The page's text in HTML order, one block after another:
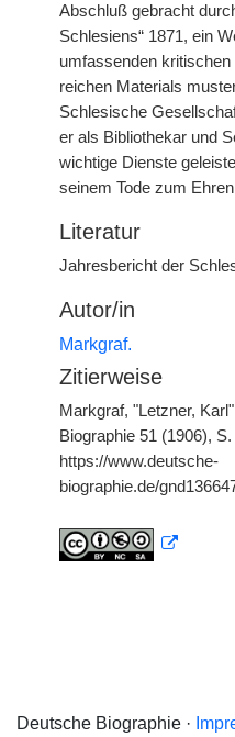
Abschluß gebracht
Schlesiens“ 1871, ein
umfassenden
reichen Materials
Schlesische
er als Bibliothekar und
wichtige Dienste
seinem Tode zum
Literatur
Jahresbericht der
Autor/in
Markgraf.
Zitierweise
Markgraf, "Letzner,
Biographie 51 (1906),
https://www.deutsche-
biographie.de/
Deutsche Biographie ·